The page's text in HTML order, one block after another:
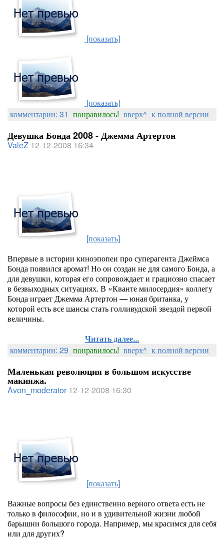
[показать]
[показать]
комментарии: 31 понравилось! вверх^ к полной версии
Девушка Бонда 2008 - Джемма Артертон
ValeZ 12-12-2008 16:34
[показать]
Впервые в истории киноэпопеи про суперагента Джеймса
Бонда появился аромат! Но он создан не для самого Бонда, а
для девушки, которая его сопровождает и грациозно спасает
в безвыходных ситуациях. В «Кванте милосердия» коллегу
Бонда играет Джемма Артертон — юная британка, у
которой есть все шансы стать голливудской звездой первой
величины.
Читать далее...
комментарии: 29 понравилось! вверх^ к полной версии
Маленькая революция в большом искусстве
макияжа.
Avon_moderator 12-12-2008 16:30
[показать]
Важные вопросы без единственно верного ответа есть не
только в философии, но и в удивительной жизни любой
барышни большого города. Например, мы красимся для себя
или для других?